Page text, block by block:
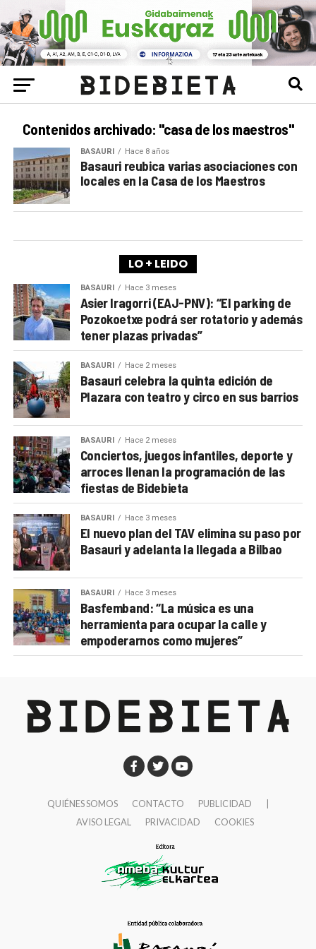
Contenidos archivado: "casa de los maestros"
BASAURI Hace 8 años
Basauri reubica varias asociaciones con
locales en la Casa de los Maestros
LO + LEIDO
BASAURI Hace 3 meses
Asier Iragorri (EAJ-PNV): “El parking de
Pozokoetxe podrá ser rotatorio y además
tener plazas privadas”
BASAURI Hace 2 meses
Basauri celebra la quinta edición de
Plazara con teatro y circo en sus barrios
BASAURI Hace 2 meses
Conciertos, juegos infantiles, deporte y
arroces llenan la programación de las
fiestas de Bidebieta
BASAURI Hace 3 meses
El nuevo plan del TAV elimina su paso por
Basauri y adelanta la llegada a Bilbao
BASAURI Hace 3 meses
Basfemband: “La música es una
herramienta para ocupar la calle y
empoderarnos como mujeres”
QUIÉNES SOMOS CONTACTO PUBLICIDAD
AVISO LEGAL
PRIVACIDAD COOKIES